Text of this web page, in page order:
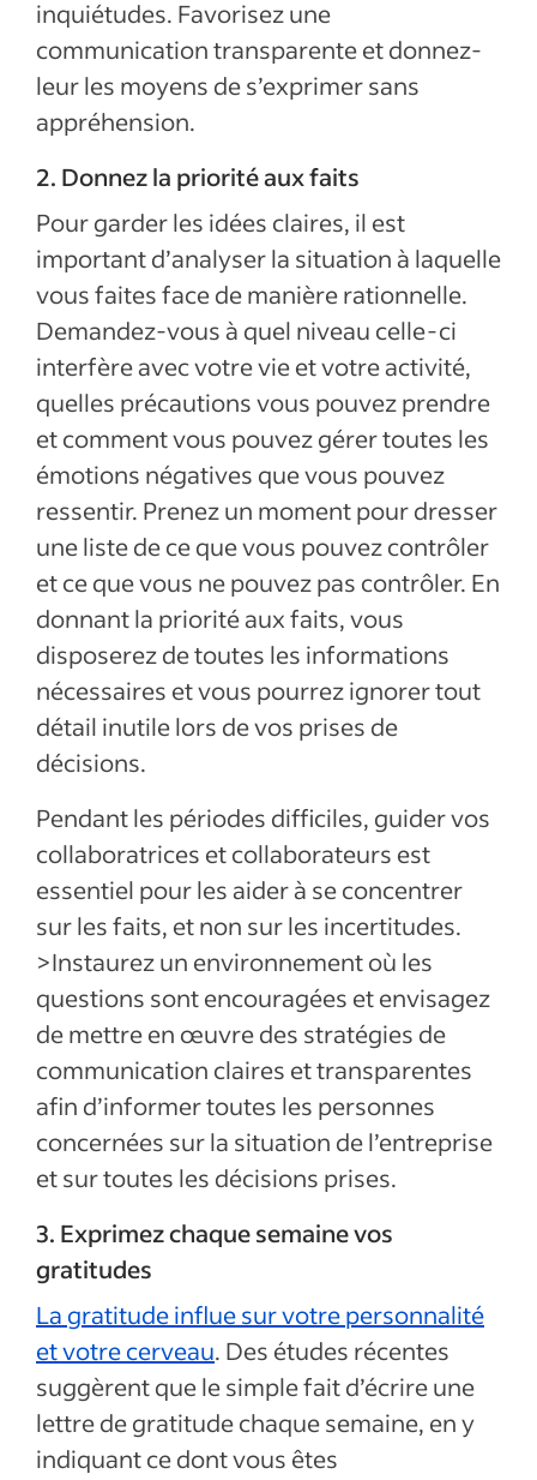
inquiétudes. Favorisez une
communication transparente et donnez-
leur les moyens de s’exprimer sans
appréhension.
2. Donnez la priorité aux faits
Pour garder les idées claires, il est
important d’analyser la situation à laquelle
vous faites face de manière rationnelle.
Demandez-vous à quel niveau celle-ci
interfère avec votre vie et votre activité,
quelles précautions vous pouvez prendre
et comment vous pouvez gérer toutes les
émotions négatives que vous pouvez
ressentir. Prenez un moment pour dresser
une liste de ce que vous pouvez contrôler
et ce que vous ne pouvez pas contrôler. En
donnant la priorité aux faits, vous
disposerez de toutes les informations
nécessaires et vous pourrez ignorer tout
détail inutile lors de vos prises de
décisions.
Pendant les périodes difficiles, guider vos
collaboratrices et collaborateurs est
essentiel pour les aider à se concentrer
sur les faits, et non sur les incertitudes.
>Instaurez un environnement où les
questions sont encouragées et envisagez
de mettre en œuvre des stratégies de
communication claires et transparentes
afin d’informer toutes les personnes
concernées sur la situation de l’entreprise
et sur toutes les décisions prises.
3. Exprimez chaque semaine vos
gratitudes
La gratitude influe sur votre personnalité
et votre cerveau. Des études récentes
suggèrent que le simple fait d’écrire une
lettre de gratitude chaque semaine, en y
indiquant ce dont vous êtes